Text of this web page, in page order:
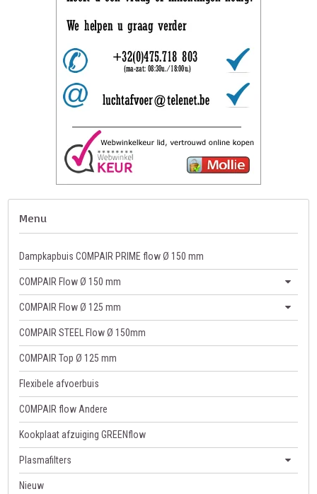
Menu
Dampkapbuis COMPAIR PRIME flow Ø 150 mm
COMPAIR Flow Ø 150 mm
COMPAIR Flow Ø 125 mm
COMPAIR STEEL Flow Ø 150mm
COMPAIR Top Ø 125 mm
Flexibele afvoerbuis
COMPAIR flow Andere
Kookplaat afzuiging GREENflow
Plasmafilters
Nieuw